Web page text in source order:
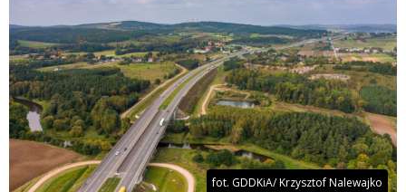
fot. GDDKiA/ Krzysztof Nalewajko